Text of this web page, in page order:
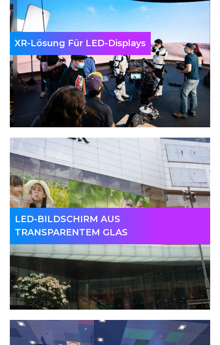
XR-Lösung Für LED-Displays
LED-BILDSCHIRM AUS
TRANSPARENTEM GLAS